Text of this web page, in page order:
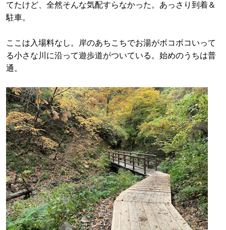
てたけど、全然そんな気配すらなかった。あっさり到着＆
駐車。
ここは入場料なし。岸のあちこちでお湯がボコボコいって
る小さな川に沿って遊歩道がついている。始めのうちは普
通。